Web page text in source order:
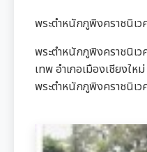
พระตำหนักภูพิงคราชนิเ
พระตำหนักภูพิงคราชนิเว
เทพ อำเภอเมืองเชียงใ
พระตำหนักภูพิงคราชนิเว